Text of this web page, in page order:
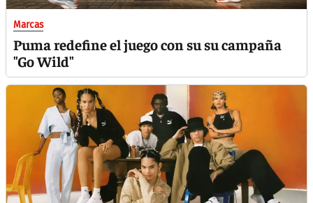
Marcas
Puma redefine el juego con su su campaña
"Go Wild"